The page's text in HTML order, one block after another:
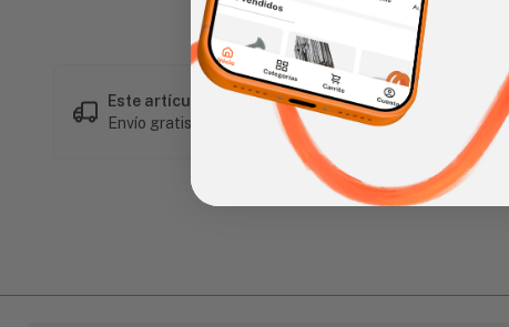
Haz clic en la imagen para alargar
Este artículo es popular
Envío gratis en compras mayores a L 1,500